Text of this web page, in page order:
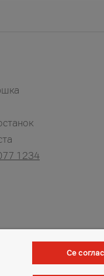
1234
Се